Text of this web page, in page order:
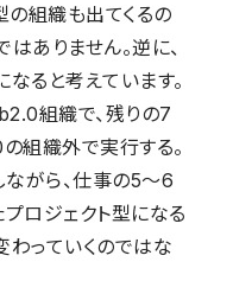
の組織も出てくるの
ありません。逆に、
ると考えています。
組織で、残りの7
組織外で実行する。
がら、仕事の5～6
ロジェクト型になる
わっていくのではな